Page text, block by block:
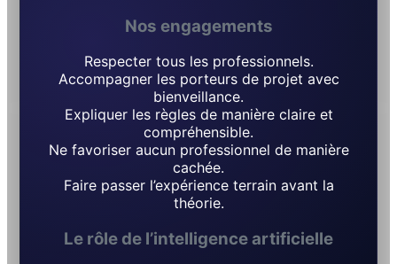
Nos engagements
Respecter tous les professionnels.
Accompagner les porteurs de projet avec
bienveillance.
Expliquer les règles de manière claire et
compréhensible.
Ne favoriser aucun professionnel de manière
cachée.
Faire passer l’expérience terrain avant la
théorie.
Le rôle de l’intelligence artificielle